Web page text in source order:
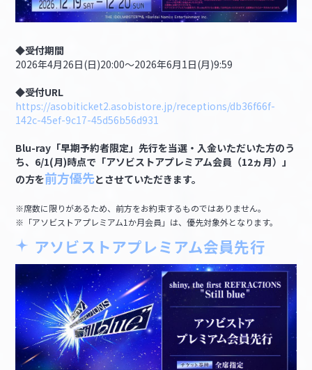
◆受付期間
2026年4月26日(日)20:00～2026年6月1日(月)9:59
◆受付URL
https://asobiticket2.asobistore.jp/receptions/db36f66f-
142c-45ef-9c17-45d56b56d931
Blu-ray「早期予約者限定」先行を当選・入金いただいた方のう
ち、6/1(月)時点で「アソビストアプレミアム会員（12ヵ月）」
の方を前方優先とさせていただきます。
※席数に限りがあるため、前方をお約束するものではありません。
※「アソビストアプレミアム1か月会員」は、優先対象外となります。
アソビストアプレミアム会員先行